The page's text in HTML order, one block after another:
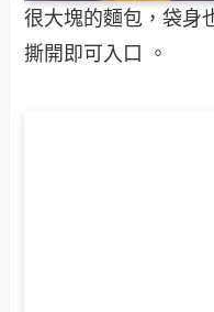
很大塊的麵包，袋身
撕開即可入口 。